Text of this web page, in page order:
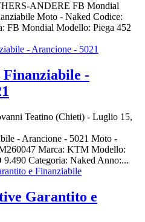
ANDERE FB Mondial
Moto - Naked Codice:
FB Mondial Modello: Piega 452
-
Teatino (Chieti) - Luglio 15,
- Arancione - 5021 Moto -
Marca: KTM Modello:
Categoria: Naked Anno:...
Garantito e